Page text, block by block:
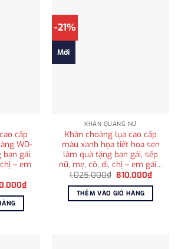
cấp
WD-
bạn gái,
– em
₫Giá
hiện
-21%
Mới
KHĂN QUÀNG NỮ
Khăn choàng lụa cao cấp
màu xanh họa tiết hoa sen
làm quà tặng bạn gái, sếp
nữ, mẹ, cô, dì, chị – em gái…
1.025.000₫ Giá
là:
1.025.000₫.
810.000₫Giá
hiện
tại
THÊM VÀO GIỎ HÀNG